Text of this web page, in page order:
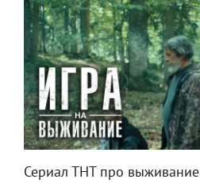
Сериал ТНТ про выживание